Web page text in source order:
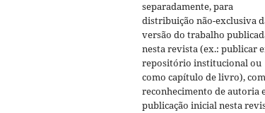
separadamente, para
distribuição não-exclusiva
versão do trabalho
nesta revista (ex.: publicar
repositório institucional ou
como capítulo de livro), com
reconhecimento de autoria
publicação inicial nesta